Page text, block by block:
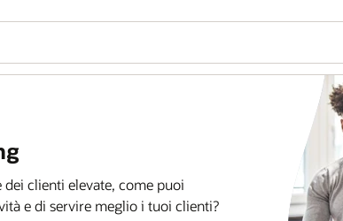
clienti elevate, come puoi
e di servire meglio i tuoi clienti?